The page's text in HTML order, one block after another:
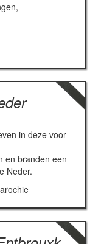
in deze voor
en branden een
Neder.